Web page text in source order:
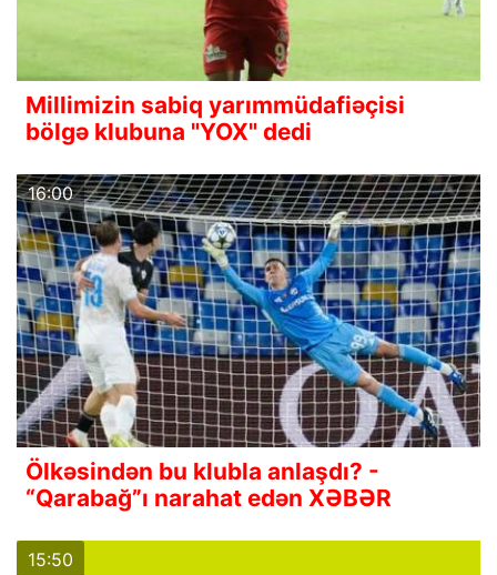
Millimizin sabiq yarımmüdafiəçisi
bölgə klubuna "YOX" dedi
16:00
Ölkəsindən bu klubla anlaşdı? -
“Qarabağ”ı narahat edən XƏBƏR
15:50